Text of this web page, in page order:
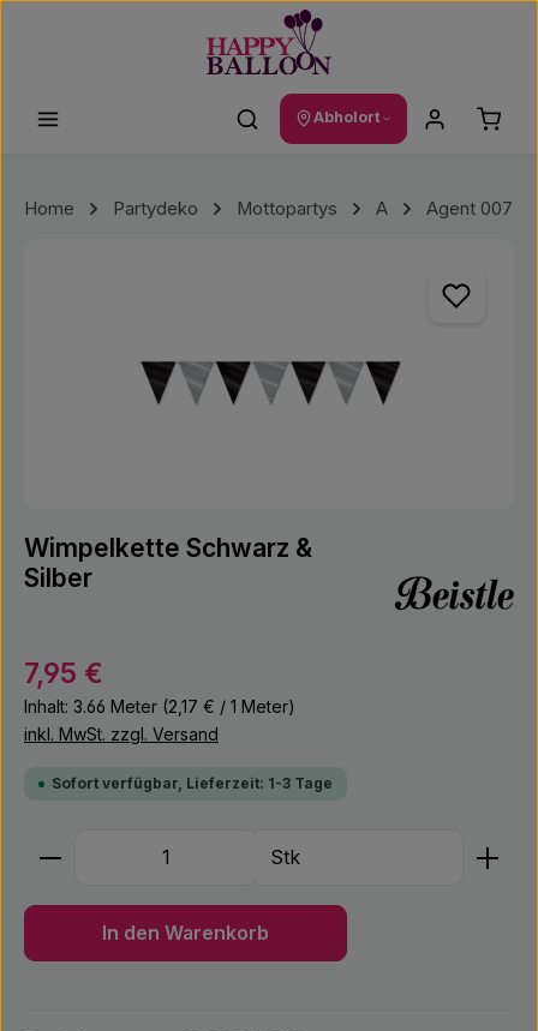
Abholort
Home Partydeko Mottopartys A
Agent 007
Wimpelkette Schwarz &
Silber
Regulärer Preis:
7,95 €
Inhalt: 3.66 Meter (2,17 € / 1 Meter)
inkl. MwSt. zzgl. Versand
Sofort verfügbar, Lieferzeit: 1-3 Tage
Produkt Anzahl: Gib den gewünschten Wert ein
Stk
In den Warenkorb